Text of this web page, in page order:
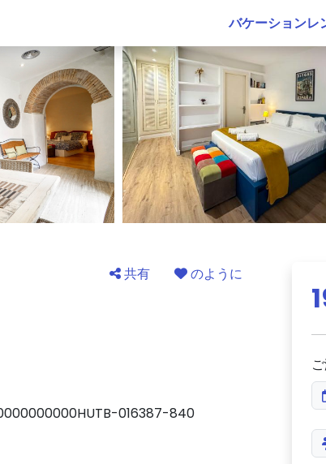
バケーションレ
共有 のように
016387-840